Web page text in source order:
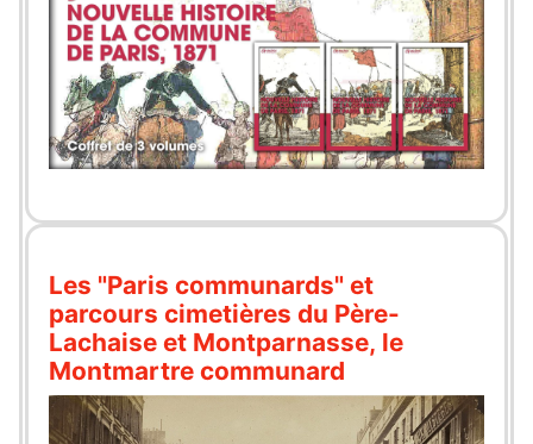
Les "Paris communards" et
parcours cimetières du Père-
Lachaise et Montparnasse, le
Montmartre communard